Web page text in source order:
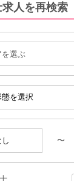
人を再検索
を選ぶ
〜